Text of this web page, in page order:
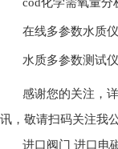
在线多参数水质仪
水质多参数测试仪
感谢您的关注，
讯，敬请扫码关注我
进口阀门 进口电